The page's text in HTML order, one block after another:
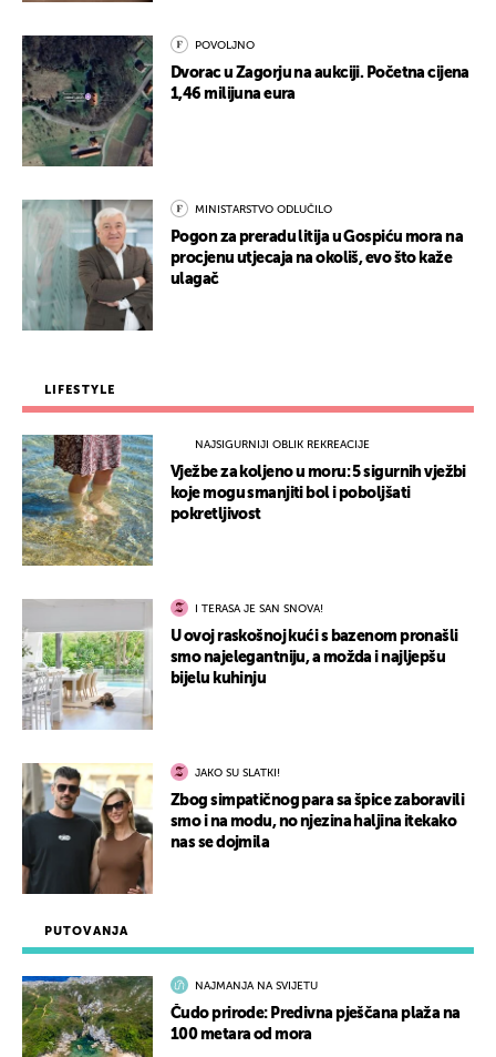
PUTOVANJA
NAJMANJA NA SVIJETU
Čudo prirode: Predivna pješčana plaža na
100 metara od mora
POVOLJNO
Dvorac u Zagorju na aukciji. Početna cijena
1,46 milijuna eura
MINISTARSTVO ODLUČILO
Pogon za preradu litija u Gospiću mora na
procjenu utjecaja na okoliš, evo što kaže
ulagač
LIFESTYLE
NAJSIGURNIJI OBLIK REKREACIJE
Vježbe za koljeno u moru: 5 sigurnih vježbi
koje mogu smanjiti bol i poboljšati
pokretljivost
I TERASA JE SAN SNOVA!
U ovoj raskošnoj kući s bazenom pronašli
smo najelegantniju, a možda i najljepšu
bijelu kuhinju
JAKO SU SLATKI!
Zbog simpatičnog para sa špice zaboravili
smo i na modu, no njezina haljina itekako
nas se dojmila